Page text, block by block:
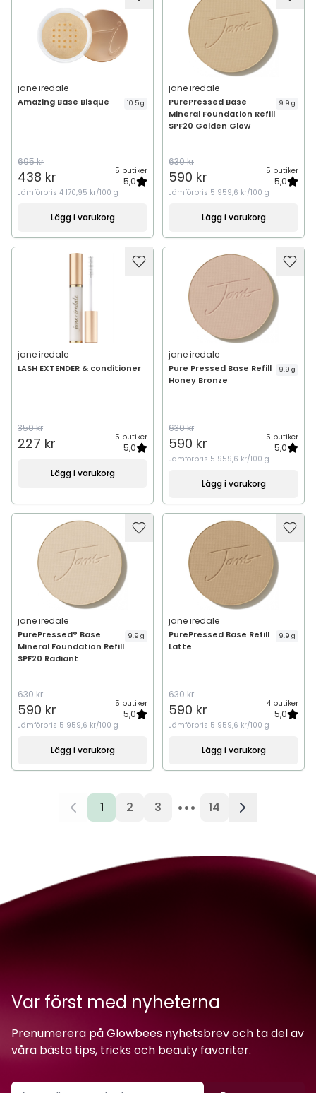
jane iredale
Amazing Base Bisque 10.5 g
695 kr
438 kr 5 butiker
5,0
Jämförpris 4 170,95 kr/100 g
Lägg i varukorg
jane iredale
PurePressed Base
Mineral Foundation Refill
SPF20 Golden Glow
9.9 g
630 kr
590 kr 5 butiker
5,0
Jämförpris 5 959,6 kr/100 g
Lägg i varukorg
jane iredale
LASH EXTENDER & conditioner
350 kr
227 kr 5 butiker
5,0
Lägg i varukorg
jane iredale
Pure Pressed Base Refill
Honey Bronze
9.9 g
630 kr
590 kr 5 butiker
5,0
Jämförpris 5 959,6 kr/100 g
Lägg i varukorg
jane iredale
PurePressed® Base
Mineral Foundation Refill
SPF20 Radiant
9.9 g
630 kr
590 kr 5 butiker
5,0
Jämförpris 5 959,6 kr/100 g
Lägg i varukorg
jane iredale
PurePressed Base Refill
Latte
9.9 g
630 kr
590 kr 4 butiker
5,0
Jämförpris 5 959,6 kr/100 g
Lägg i varukorg
1 2 3 ••• 14
Var först med nyheterna
Prenumerera på Glowbees nyhetsbrev och ta del av
våra bästa tips, tricks och beauty favoriter.